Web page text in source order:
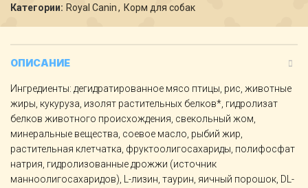
Категории: Royal Canin, Корм для собак
ОПИСАНИЕ
Ингредиенты: дегидратированное мясо птицы, рис, животные
жиры, кукуруза, изолят растительных белков*, гидролизат
белков животного происхождения, свекольный жом,
минеральные вещества, соевое масло, рыбий жир,
растительная клетчатка, фруктоолигосахариды, полифосфат
натрия, гидролизованные дрожжи (источник
манноолигосахаридов), L-лизин, таурин, яичный порошок, DL-